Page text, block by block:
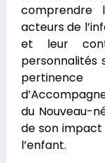
comprendre
acteurs de
et leur
personnalités
du Nouveau-
de son
l’enfant.